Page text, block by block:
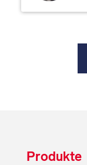
Produkte